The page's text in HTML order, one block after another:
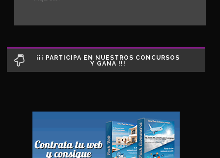
¡¡¡ PARTICIPA EN NUESTROS CONCURSOS
Y GANA !!!